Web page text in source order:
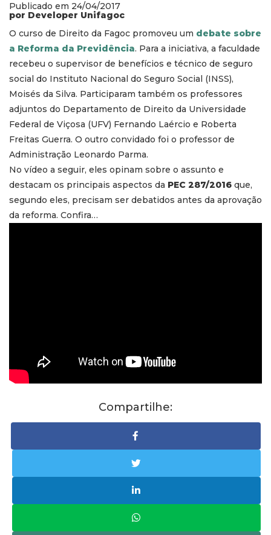
Publicado em 24/04/2017
por Developer Unifagoc
O curso de Direito da Fagoc promoveu um debate sobre
a Reforma da Previdência. Para a iniciativa, a faculdade
recebeu o supervisor de benefícios e técnico de seguro
social do Instituto Nacional do Seguro Social (INSS),
Moisés da Silva. Participaram também os professores
adjuntos do Departamento de Direito da Universidade
Federal de Viçosa (UFV) Fernando Laércio e Roberta
Freitas Guerra. O outro convidado foi o professor de
Administração Leonardo Parma.
No vídeo a seguir, eles opinam sobre o assunto e
destacam os principais aspectos da PEC 287/2016 que,
segundo eles, precisam ser debatidos antes da aprovação
da reforma. Confira…
Compartilhe: